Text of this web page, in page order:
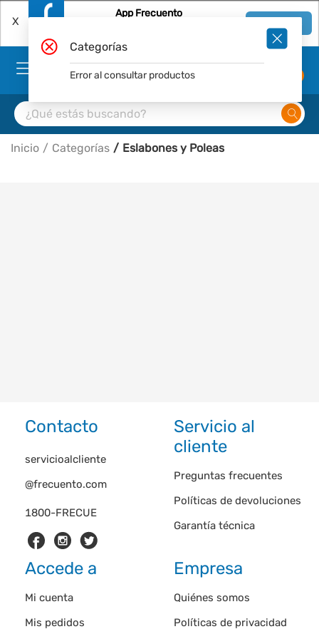
X
App Frecuento
Inicio Categorías Eslabones y Poleas
Contacto
1800-FRECUE
servicioalcliente
@frecuento.com
Servicio al
cliente
Preguntas frecuentes
Políticas de devoluciones
Garantía técnica
Accede a
Mi cuenta
Mis pedidos
Empresa
Quiénes somos
Políticas de privacidad
Categorías
Error al consultar productos